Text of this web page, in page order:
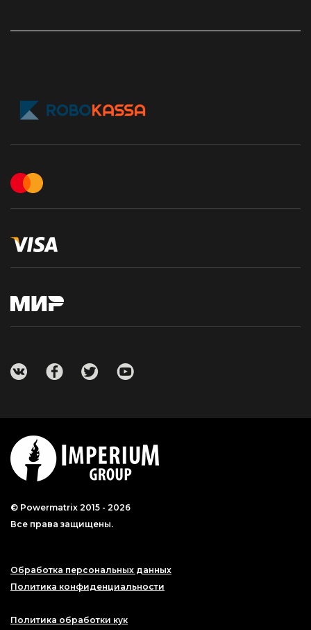
© Powermatrix 2015 - 2026
Все права защищены.
Обработка персональных данных
Политика конфиденциальности
Политика обработки кук